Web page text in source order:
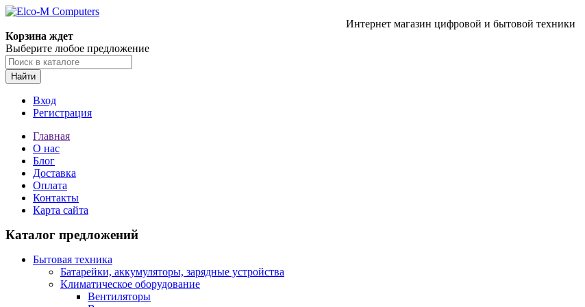
Интернет магазин цифровой и бытовой техники
Корзина ждет
Выберите любое предложение
Найти
Вход
Регистрация
Главная
О нас
Блог
Доставка
Оплата
Контакты
Карта сайта
Каталог предложений
Бытовая техника
Батарейки, аккумуляторы, зарядные устройства
Климатическое оборудование
Вентиляторы